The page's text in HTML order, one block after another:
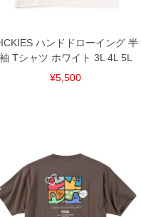
で、予めご了承下さい。
例：裾にファスナーや調節ひもが付
また、お客様がご使用の環境（コ
なる場合がございます。予めご了承
りますので店頭での売り違い、店
お掛けしてしまう場合がございま
ますが、もしあった場合速やかにご
ハンドドローイング 半
袖 Tシャツ ホワイト 3L 4L 5L
¥5,500